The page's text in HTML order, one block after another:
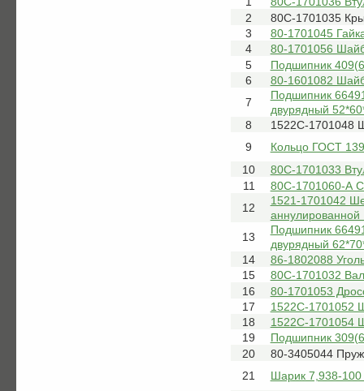
2
80С-1701035
3
80-1701045
4
80-1701056
5
Подшипник
6
80-1601082
7
Подшипник
двурядный
8
1522С-1701048
9
Кольцо ГОСТ
10
80С-1701033
11
80С-1701060-А
12
1521-1701042
13
Подшипник
двурядный
14
86-1802088
15
80С-1701032
16
80-1701053
17
1522С-1701052
18
1522С-1701054
19
Подшипник
20
80-3405044
21
Шарик 7,938-